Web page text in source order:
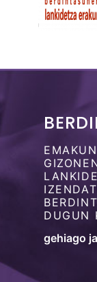
DUGUN
gehiago